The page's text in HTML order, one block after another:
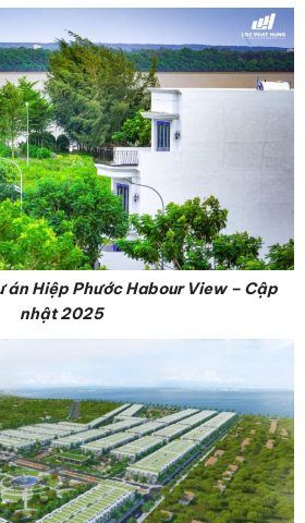
án Hiệp Phước Habour View – Cập
nhật 2025